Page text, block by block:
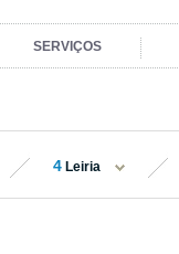
SERVIÇOS
4 Leiria